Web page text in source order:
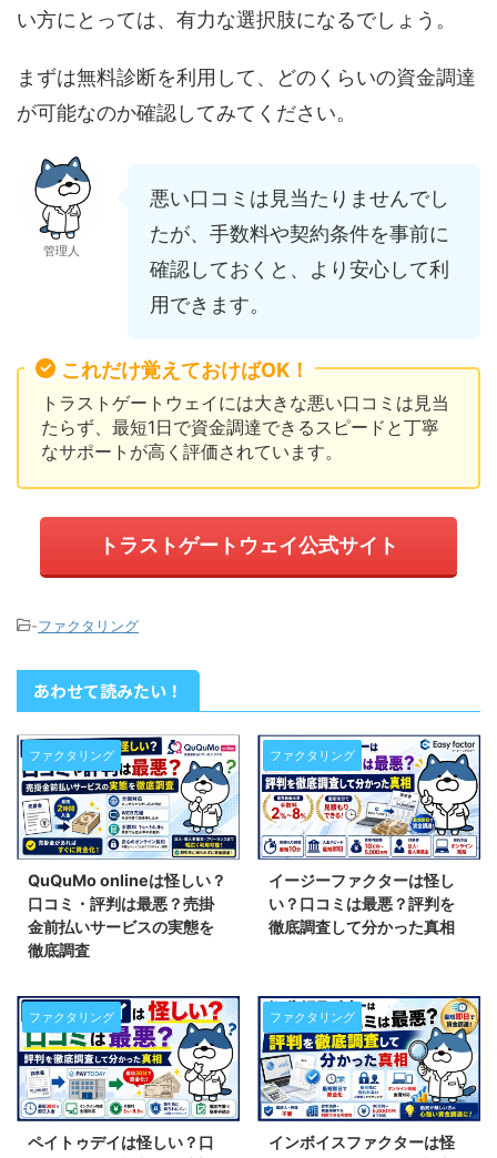
い方にとっては、有力な選択肢になるでしょう。
まずは無料診断を利用して、どのくらいの資金調達
が可能なのか確認してみてください。
管理人
悪い口コミは見当たりませんでし
たが、手数料や契約条件を事前に
確認しておくと、より安心して利
用できます。
これだけ覚えておけばOK！
トラストゲートウェイには大きな悪い口コミは見当
たらず、最短1日で資金調達できるスピードと丁寧
なサポートが高く評価されています。
トラストゲートウェイ公式サイト
-ファクタリング
あわせて読みたい！
ファクタリング
QuQuMo onlineは怪しい？
口コミ・評判は最悪？売掛
金前払いサービスの実態を
徹底調査
ファクタリング
イージーファクターは怪し
い？口コミは最悪？評判を
徹底調査して分かった真相
ファクタリング
ペイトゥデイは怪しい？口
ファクタリング
インボイスファクターは怪